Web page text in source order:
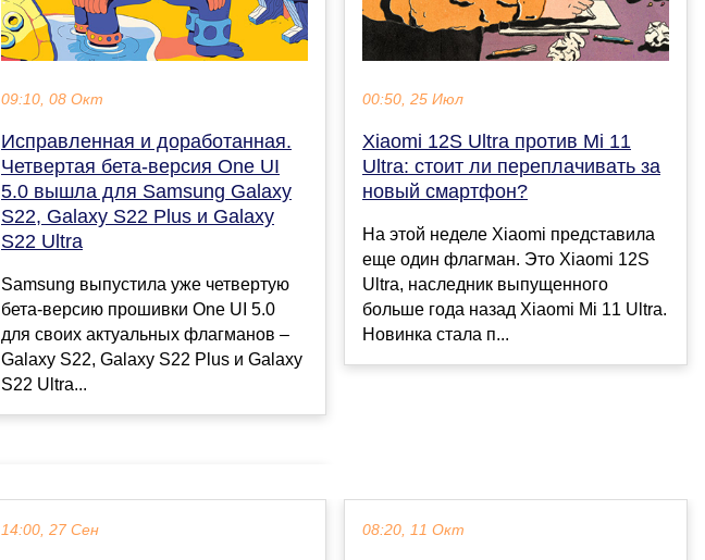
09:10, 08 Окт
Исправленная и доработанная.
Четвертая бета-версия One UI
5.0 вышла для Samsung Galaxy
S22, Galaxy S22 Plus и Galaxy
S22 Ultra
Samsung выпустила уже четвертую
бета-версию прошивки One UI 5.0
для своих актуальных флагманов –
Galaxy S22, Galaxy S22 Plus и Galaxy
S22 Ultra...
00:50, 25 Июл
Xiaomi 12S Ultra против Mi 11
Ultra: стоит ли переплачивать за
новый смартфон?
На этой неделе Xiaomi представила
еще один флагман. Это Xiaomi 12S
Ultra, наследник выпущенного
больше года назад Xiaomi Mi 11 Ultra.
Новинка стала п...
14:00, 27 Сен 08:20, 11 Окт